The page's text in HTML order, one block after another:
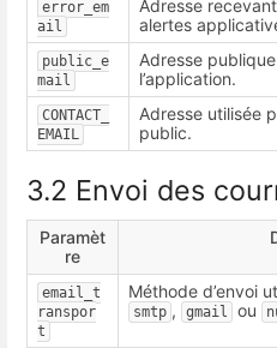
error_em
ail
Adresse
alertes
public_e
mail
Adresse
l’application.
CONTACT_
EMAIL
Adresse utilisée
public.
3.2 Envoi des
Paramèt
re
email_t
ranspor
t
Méthode d’envoi
smtp , gmail ou